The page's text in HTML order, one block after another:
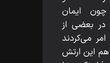
ايمان
در بعضى از
امر مى‌كردند
هم اين ارتش